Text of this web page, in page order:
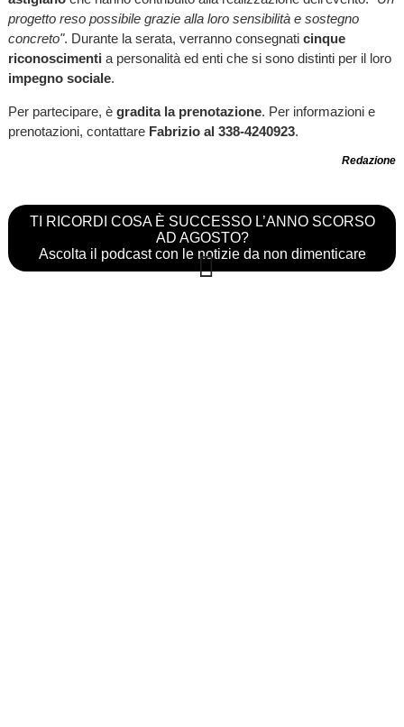
progetto reso possibile grazie alla loro sensibilità e sostegno
concreto". Durante la serata, verranno consegnati cinque
riconoscimenti a personalità ed enti che si sono distinti per il loro
impegno sociale.
Per partecipare, è gradita la prenotazione. Per informazioni e
prenotazioni, contattare Fabrizio al 338-4240923.
Redazione
TI RICORDI COSA È SUCCESSO L’ANNO SCORSO
AD AGOSTO?
Ascolta il podcast con le notizie da non dimenticare